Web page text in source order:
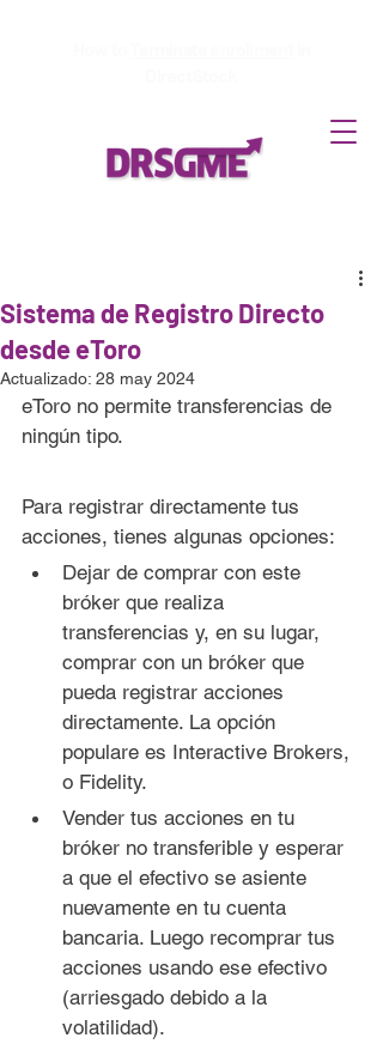
Sistema de Registro Directo
desde eToro
Actualizado: 28 may 2024
eToro no permite transferencias de
ningún tipo.
Para registrar directamente tus
acciones, tienes algunas opciones:
Dejar de comprar con este
bróker que realiza
transferencias y, en su lugar,
comprar con un bróker que
pueda registrar acciones
directamente. La opción
populare es Interactive Brokers,
o Fidelity.
Vender tus acciones en tu
bróker no transferible y esperar
a que el efectivo se asiente
nuevamente en tu cuenta
bancaria. Luego recomprar tus
acciones usando ese efectivo
(arriesgado debido a la
volatilidad).